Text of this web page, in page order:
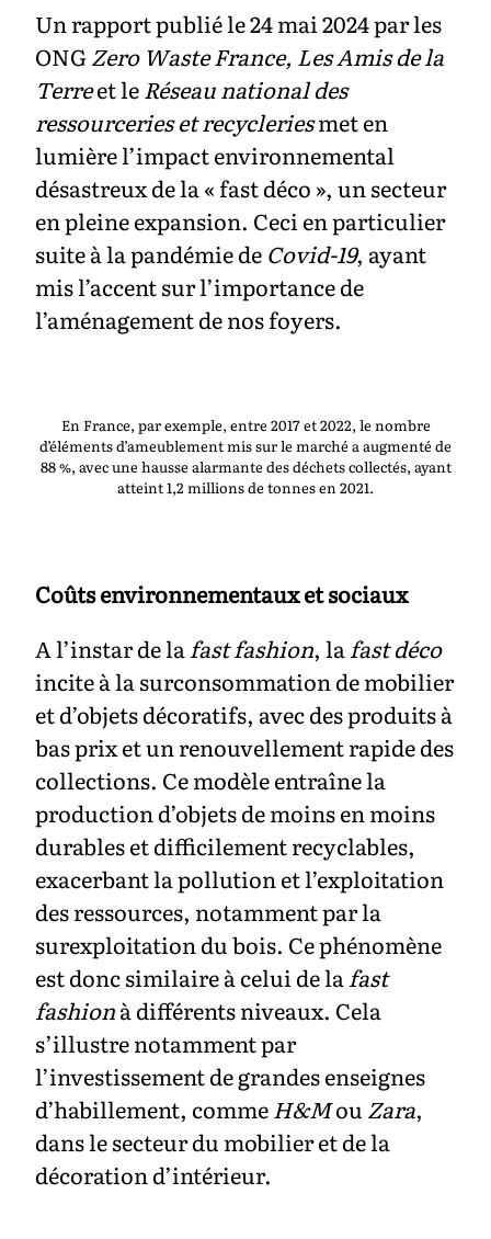
Un rapport publié le 24 mai 2024 par les
ONGZero Waste France, Les Amis de la
Terreet leRéseau national des
ressourceries et recycleriesmet en
lumière l’impact environnemental
désastreux de la « fast déco », un secteur
en pleine expansion. Ceci en particulier
suite à la pandémie de Covid-19, ayant
mis l’accent sur l’importance de
l’aménagement de nos foyers.
En France, par exemple, entre 2017 et 2022, le nombre
d’éléments d’ameublement mis sur le marché a augmenté de
88 %, avec une hausse alarmante des déchets collectés, ayant
atteint 1,2 millions de tonnes en 2021.
Coûts environnementaux et sociaux
A l’instar de lafast fashion, lafast déco
incite à la surconsommation de mobilier
et d’objets décoratifs, avec des produits à
bas prix et un renouvellement rapide des
collections. Ce modèle entraîne la
production d’objets de moins en moins
durables et difficilement recyclables,
exacerbant la pollution et l’exploitation
des ressources, notamment par la
surexploitation du bois. Ce phénomène
est donc similaire à celui de lafast
fashionà différents niveaux. Cela
s’illustre notamment par
l’investissement de grandes enseignes
d’habillement, commeH&Mou Zara,
dans le secteur du mobilier et de la
décoration d’intérieur.